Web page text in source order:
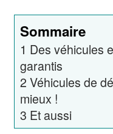
Sommaire
1 Des véhicules
garantis
2 Véhicules de
mieux !
3 Et aussi